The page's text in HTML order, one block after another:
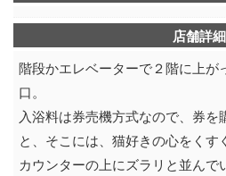
店舗詳細
階段かエレベーターで２階に上が
口。
入浴料は券売機方式なので、券を
と、そこには、猫好きの心をくす
カウンターの上にズラリと並んで